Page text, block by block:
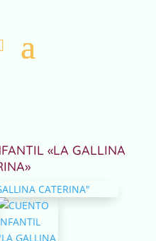
«LA GALLINA